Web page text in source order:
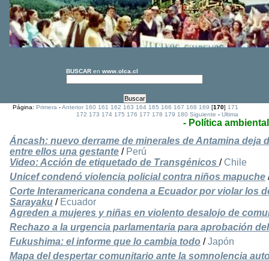
BUSCAR en www.olca.cl
Página:Primera -Anterior 160 161 162 163 164 165 166 167 168 169 [170]171
172 173 174 175 176 177 178 179 180 Siguiente -Ultima
- Política ambiental
Áncash: nuevo derrame de minerales de Antamina deja
entre ellos una gestante / Perú
Video: Acción de etiquetado de Transgénicos / Chile
Unicef condenó violencia policial contra niños mapuche
Corte Interamericana condena a Ecuador por violar los
Sarayaku / Ecuador
Agreden a mujeres y niñas en violento desalojo de
Rechazo a la urgencia parlamentaria para aprobación
Fukushima: el informe que lo cambia todo /Japón
Mapa del despertar comunitario ante la somnolencia